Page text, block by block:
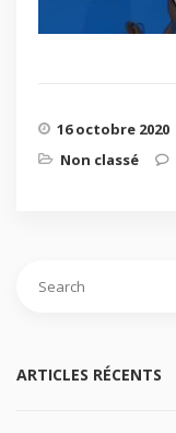
16 octobre 2020
Non classé
ARTICLES RÉCENTS